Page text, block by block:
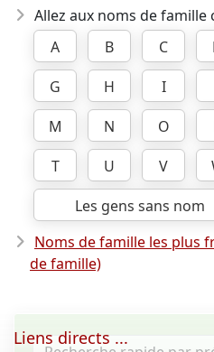
Allez aux noms de famille
A
B C
G
H I
M
N O
T
U V
Les gens sans nom
Noms de famille les plus
de famille)
Liens directs ...